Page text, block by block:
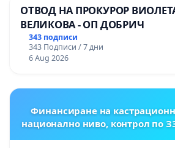
ОТВОД НА ПРОКУРОР
ВЕЛИКОВА - ОП ДОБРИЧ
343 подписи
343 Подписи / 7 дни
6 Aug 2026
Финансиране на
национално ниво, контрол по